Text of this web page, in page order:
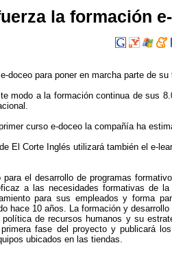
la formación
doceo para poner en marcha parte de
modo a la formación continua de sus
curso e-doceo la compañía ha
El Corte Inglés utilizará también el e-
para el desarrollo de programas
a las necesidades formativas de
para sus empleados y forma
hace 10 años. La formación y
de recursos humanos y su
fase del proyecto y publicará
ubicados en las tiendas.